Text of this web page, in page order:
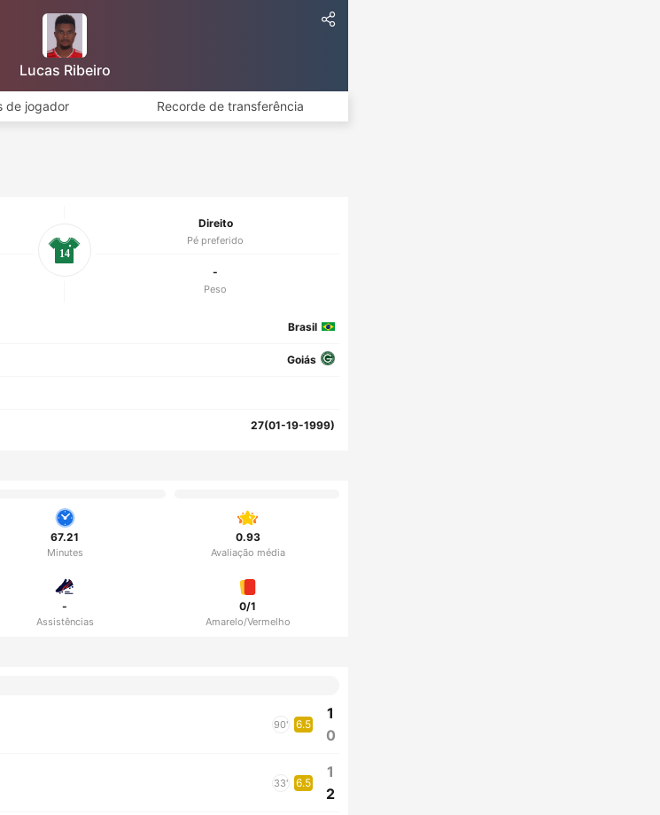
Lucas Ribeiro
de jogador Recorde de transferência
Direito
Pé preferido
-
Peso
14
Brasil
Goiás
27(01-19-1999)
67.21
Minutes
0.93
Avaliação média
-
Assistências
0/1
Amarelo/Vermelho
90' 6.5
1
0
33' 6.5
1
2